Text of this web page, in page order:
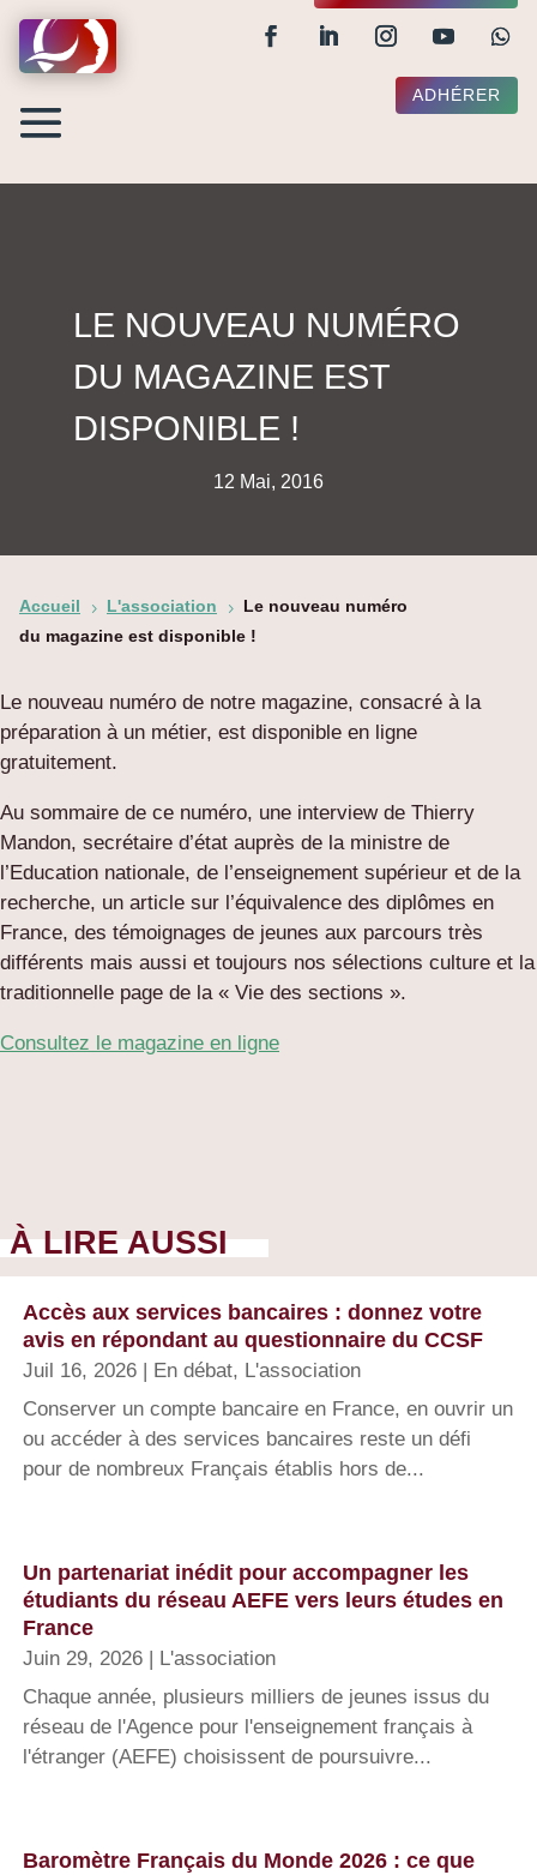
ADHÉRER
LE NOUVEAU NUMÉRO
DU MAGAZINE EST
DISPONIBLE !
12 Mai, 2016
Accueil 5 L'association 5
Le nouveau numéro
du magazine est disponible !
Le nouveau numéro de notre magazine, consacré à la
préparation à un métier, est disponible en ligne
gratuitement.
Au sommaire de ce numéro, une interview de Thierry
Mandon, secrétaire d’état auprès de la ministre de
l’Education nationale, de l’enseignement supérieur et de la
recherche, un article sur l’équivalence des diplômes en
France, des témoignages de jeunes aux parcours très
différents mais aussi et toujours nos sélections culture et la
traditionnelle page de la « Vie des sections ».
Consultez le magazine en ligne
À LIRE AUSSI
Accès aux services bancaires : donnez votre
avis en répondant au questionnaire du CCSF
Juil 16, 2026 En débat, L'association
Conserver un compte bancaire en France, en ouvrir un
ou accéder à des services bancaires reste un défi
pour de nombreux Français établis hors de...
Un partenariat inédit pour accompagner les
étudiants du réseau AEFE vers leurs études en
France
Juin 29, 2026
L'association
Chaque année, plusieurs milliers de jeunes issus du
réseau de l'Agence pour l'enseignement français à
l'étranger (AEFE) choisissent de poursuivre...
Baromètre Français du Monde 2026 : ce que